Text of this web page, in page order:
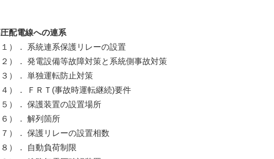
圧配電線への連系
． 系統連系保護リレーの設置
． 発電設備等故障対策と系統側事故対策
． 単独運転防止対策
． ＦＲＴ(事故時運転継続)要件
． 保護装置の設置場所
． 解列箇所
． 保護リレーの設置相数
． 自動負荷制限